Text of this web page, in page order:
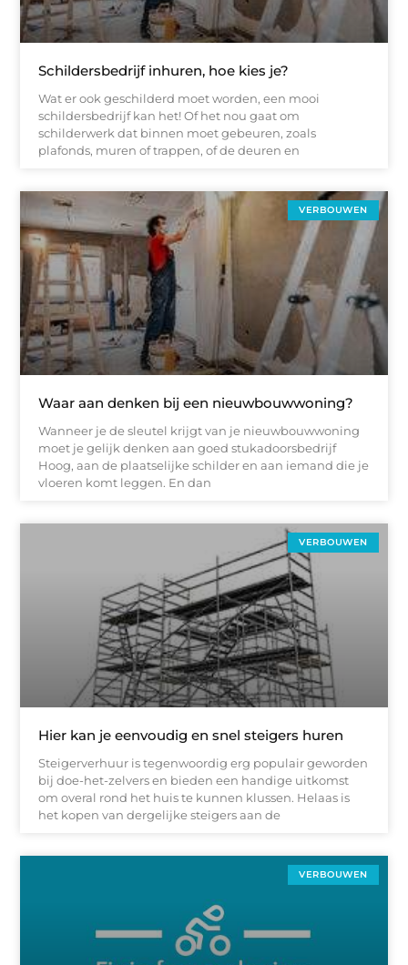
Schildersbedrijf inhuren, hoe kies je?
Wat er ook geschilderd moet worden, een mooi
schildersbedrijf kan het! Of het nou gaat om
schilderwerk dat binnen moet gebeuren, zoals
plafonds, muren of trappen, of de deuren en
VERBOUWEN
Waar aan denken bij een nieuwbouwwoning?
Wanneer je de sleutel krijgt van je nieuwbouwwoning
moet je gelijk denken aan goed stukadoorsbedrijf
Hoog, aan de plaatselijke schilder en aan iemand die je
vloeren komt leggen. En dan
VERBOUWEN
Hier kan je eenvoudig en snel steigers huren
Steigerverhuur is tegenwoordig erg populair geworden
bij doe-het-zelvers en bieden een handige uitkomst
om overal rond het huis te kunnen klussen. Helaas is
het kopen van dergelijke steigers aan de
VERBOUWEN